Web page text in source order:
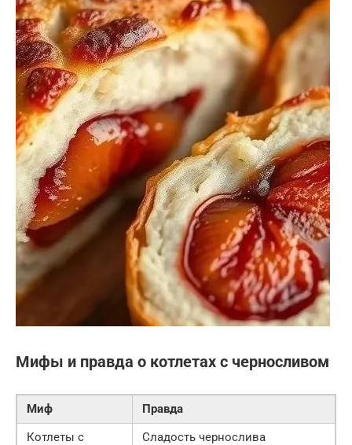
Мифы и правда о котлетах с черносливом
Миф
Правда
Котлеты с
Сладость чернослива